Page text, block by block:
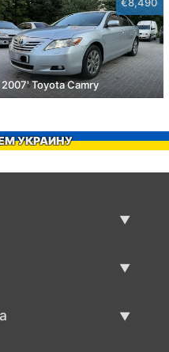
2007' Toyota Camry
УКРАИНУ